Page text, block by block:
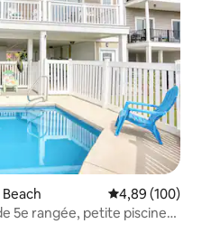
Évaluation
4,89 (100)
5e rangée, petite piscine